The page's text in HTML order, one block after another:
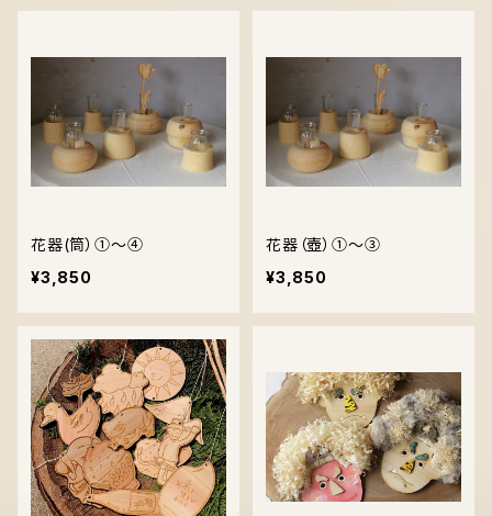
花器(筒）①～④
¥3,850
花器（壺）①～③
¥3,850